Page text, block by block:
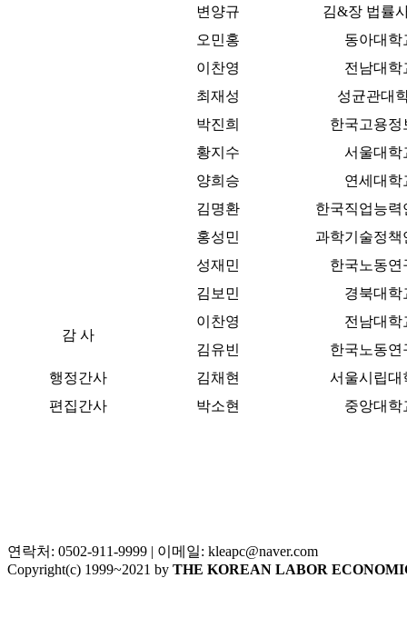
변양규
김&장 법률
오민홍
동아대학
이찬영
전남대학
최재성
성균관대
박진희
한국고용정
황지수
서울대학
양희승
연세대학
김명환
한국직업능력
홍성민
과학기술정책
성재민
한국노동연
김보민
경북대학
감 사
이찬영
전남대학
김유빈
한국노동연
행정간사
김채현
서울시립대
편집간사
박소현 중앙대학
연락처: 0502-911-9999 | 이메일: kleapc@naver.com
Copyright(c) 1999~2021 by THE KOREAN LABOR